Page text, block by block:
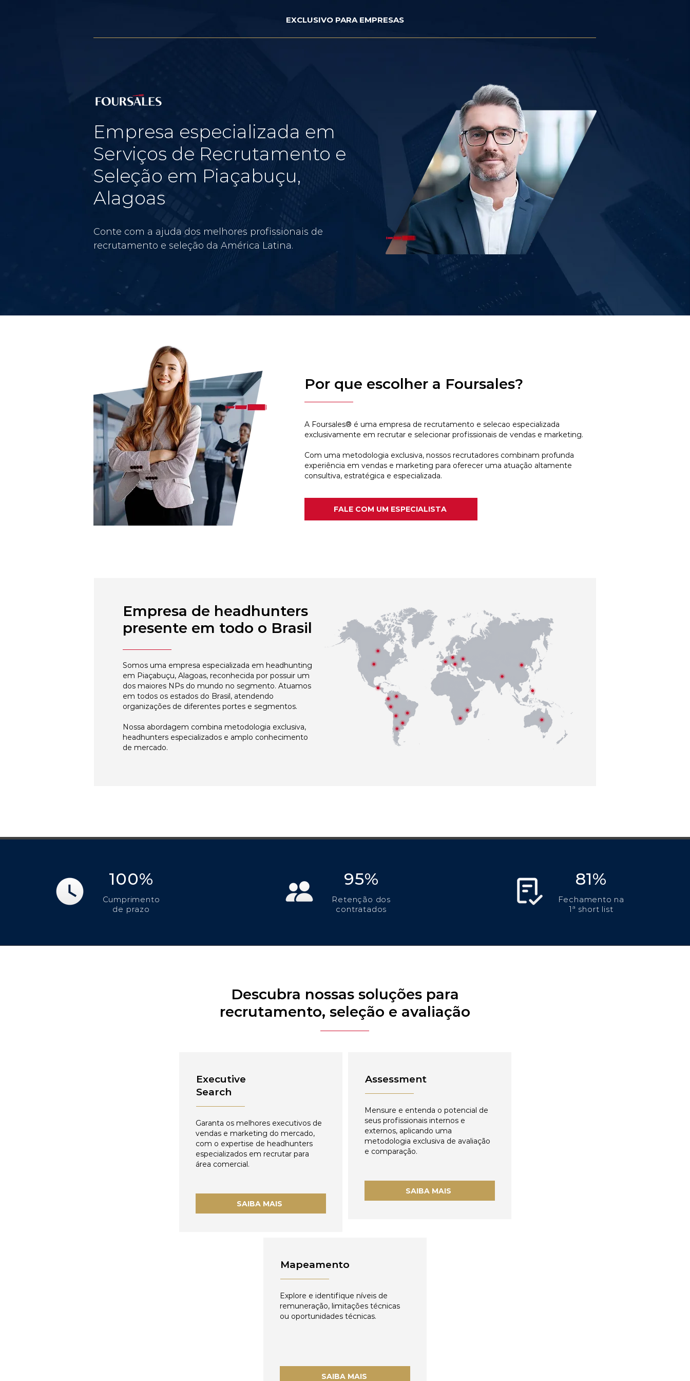
EXCLUSIVO PARA EMPRESAS
Empresa especializada em
Serviços de Recrutamento e
Seleção em Piaçabuçu,
Alagoas
Conte com a ajuda dos melhores profissionais de
recrutamento e seleção da América Latina.
Por que escolher a Foursales?
A Foursales® é uma empresa de recrutamento e selecao especializada
exclusivamente em recrutar e selecionar profissionais de vendas e marketing.
Com uma metodologia exclusiva, nossos recrutadores combinam profunda
experiência em vendas e marketing para oferecer uma atuação altamente
consultiva, estratégica e especializada.
FALE COM UM ESPECIALISTA
Empresa de headhunters
presente em todo o Brasil
Somos uma empresa especializada em headhunting
em Piaçabuçu, Alagoas, reconhecida por possuir um
dos maiores NPs do mundo no segmento. Atuamos
em todos os estados do Brasil, atendendo
organizações de diferentes portes e segmentos.
Nossa abordagem combina metodologia exclusiva,
headhunters especializados e amplo conhecimento
de mercado.
100%
Cumprimento
de prazo
95%
Retenção dos
contratados
81%
Fechamento na
1ª short list
Descubra nossas soluções para
recrutamento, seleção e avaliação
Executive
Search
Garanta os melhores executivos de
vendas e marketing do mercado,
com o expertise de headhunters
especializados em recrutar para
área comercial.
SAIBA MAIS
Assessment
Mensure e entenda o potencial de
seus profissionais internos e
externos, aplicando uma
metodologia exclusiva de avaliação
e comparação.
SAIBA MAIS
Mapeamento
Explore e identifique níveis de
remuneração, limitações técnicas
ou oportunidades técnicas.
SAIBA MAIS